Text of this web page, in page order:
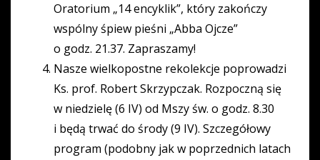
Oratorium „14 encyklik”, który zakończy
wspólny śpiew pieśni „Abba Ojcze”
o godz. 21.37. Zapraszamy!
Nasze wielkopostne rekolekcje poprowadzi
Ks. prof. Robert Skrzypczak. Rozpoczną się
w niedzielę (6 IV) od Mszy św. o godz. 8.30
i będą trwać do środy (9 IV). Szczegółowy
program (podobny jak w poprzednich latach